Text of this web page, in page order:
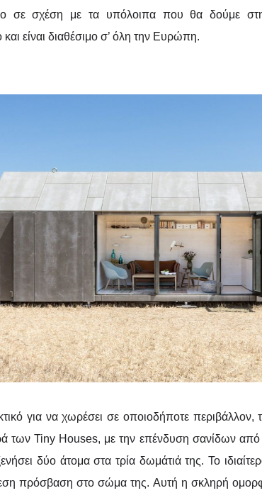
σε σχέση με τα υπόλοιπα που θα δούμε στη
και είναι διαθέσιμο σ’ όλη την Ευρώπη.
για να χωρέσει σε οποιοδήποτε περιβάλλον,
των Tiny Houses, με την επένδυση σανίδων από
δύο άτομα στα τρία δωμάτιά της. Το
πρόσβαση στο σώμα της. Αυτή η σκληρή